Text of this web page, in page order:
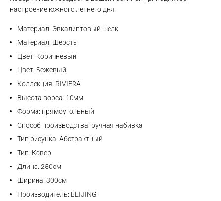
настроение южного летнего дня.
Материал: Эвкалиптовый шёлк
Материал: Шерсть
Цвет: Коричневый
Цвет: Бежевый
Коллекция: RIVIERA
Высота ворса: 10мм
Форма: прямоугольный
Способ производства: ручная набивка
Тип рисунка: Абстрактный
Тип: Ковер
Длина: 250см
Ширина: 300см
Производитель: BEIJING
Max
Telegram